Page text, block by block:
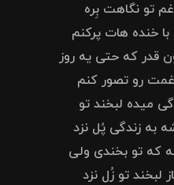
غم تو نگاهت بِره
با خنده هات پرکنم
قدر که حتی یه روز
رو تصور کنم
میده لبخند تو
به زندگی پُل نزد
که تو بخندی ولی
لبخند تو زُل نزد